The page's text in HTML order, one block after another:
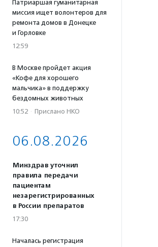
Патриаршая гуманитарная
миссия ищет волонтеров для
ремонта домов в Донецке
и Горловке
12:59
В Москве пройдет акция
«Кофе для хорошего
мальчика» в поддержку
бездомных животных
10:52 · Прислано НКО
06.08.2026
Минздрав уточнил
правила передачи
пациентам
незарегистрированных
в России препаратов
17:30
Началась регистрация